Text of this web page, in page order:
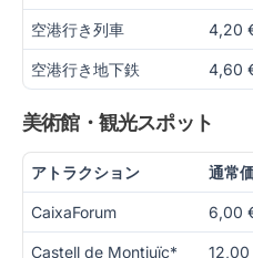
空港行き列車 4,20
空港行き地下鉄 4,60
美術館・観光スポット
アトラクション 通常
CaixaForum 6,00
Castell de Montjuïc*